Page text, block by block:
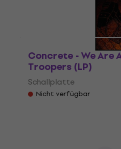
Concrete - We Are
Troopers (LP)
Schallplatte
Nicht verfügbar